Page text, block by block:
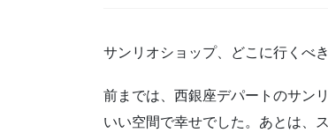
サンリオショップ、どこに行くべ
前までは、西銀座デパートのサン
いい空間で幸せでした。あとは、